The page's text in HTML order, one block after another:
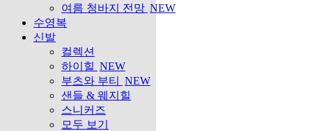
여름 청바지 전망 NEW
수영복
신발
컬렉션
하이힐 NEW
부츠와 부티
NEW
샌들 & 웨지힐
스니커즈
모두 보기